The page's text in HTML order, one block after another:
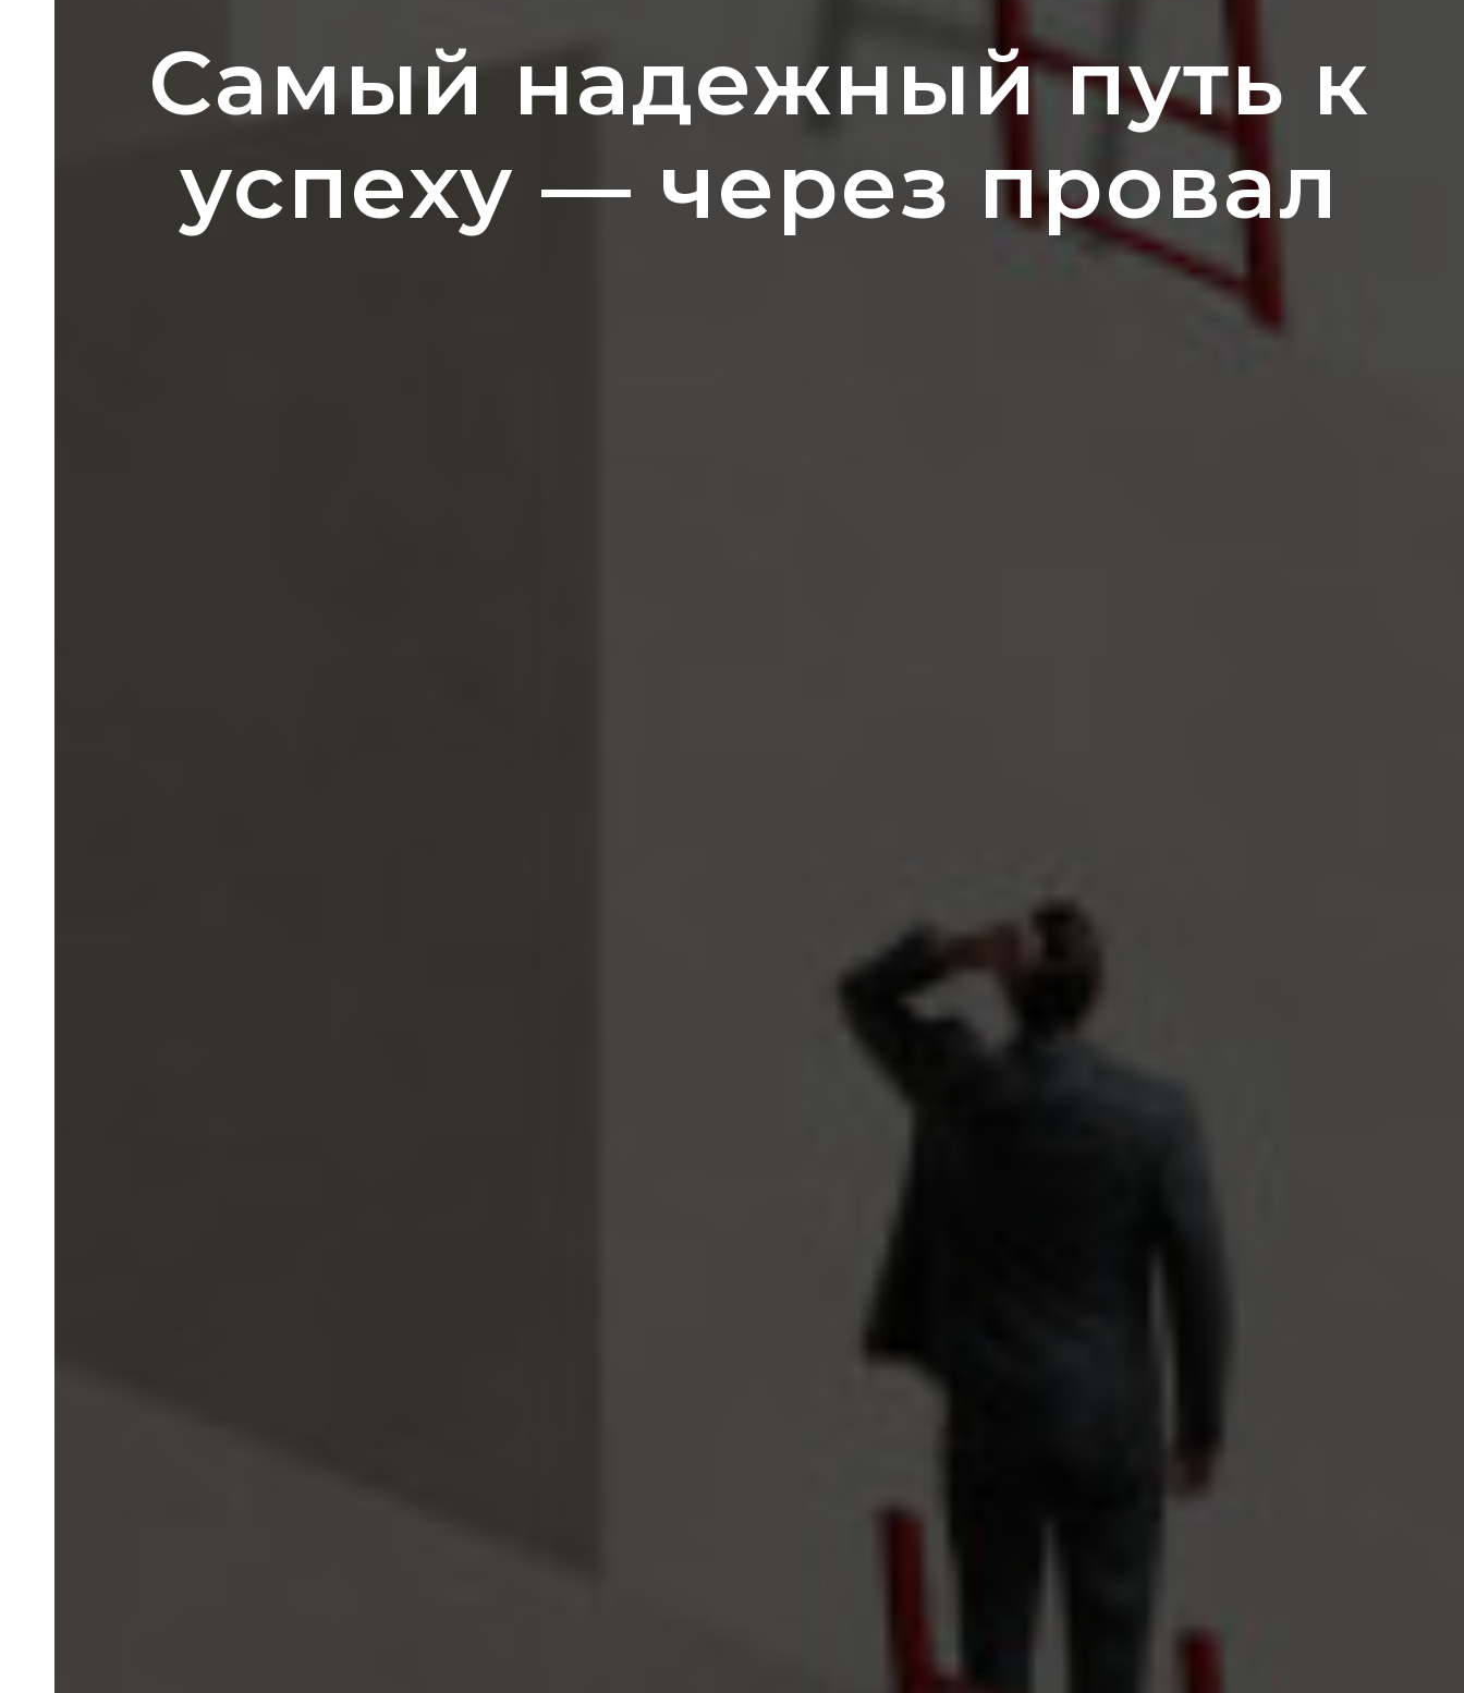
Самый надежный путь к
успеху — через провал